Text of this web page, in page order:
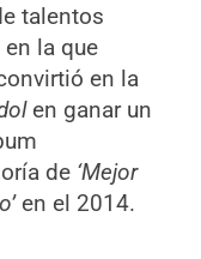
talentos
en la que
en la
en ganar un
de ‘Mejor
en el 2014.